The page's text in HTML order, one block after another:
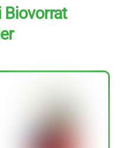
Biovorrat